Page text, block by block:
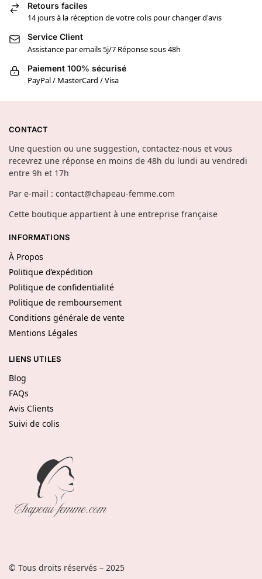
Retours faciles
14 jours à la réception de votre colis pour changer d'avis
Service Client
Assistance par emails 5j/7 Réponse sous 48h
Paiement 100% sécurisé
PayPal / MasterCard / Visa
CONTACT
Une question ou une suggestion, contactez-nous et vous
recevrez une réponse en moins de 48h du lundi au vendredi
entre 9h et 17h
Par e-mail : contact@chapeau-femme.com
Cette boutique appartient à une entreprise française
INFORMATIONS
À Propos
Politique d’expédition
Politique de confidentialité
Politique de remboursement
Conditions générale de vente
Mentions Légales
LIENS UTILES
Blog
FAQs
Avis Clients
Suivi de colis
© Tous droits réservés – 2025